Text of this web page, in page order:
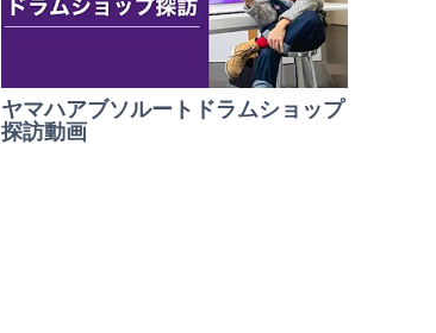
ヤマハアブソルートドラムショップ
探訪動画